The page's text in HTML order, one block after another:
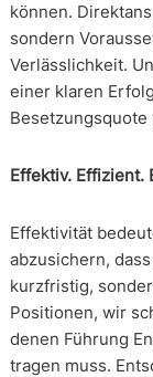
können.
sondern
Verlässlichkeit.
einer klaren
Effektiv. Effizient.
Effektivität
abzusichern,
kurzfristig,
Positionen, wir
denen Führung
tragen muss.